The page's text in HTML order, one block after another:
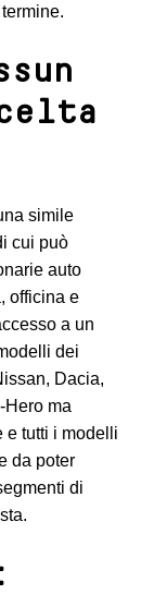
simile
cui può
auto
officina e
a un
dei
Dacia,
Hero ma
e tutti i modelli
da poter
di